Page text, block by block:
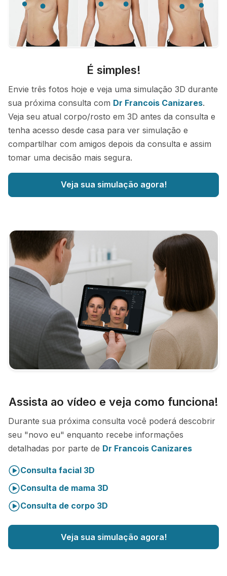
É simples!
Envie três fotos hoje e veja uma simulação 3D durante
sua próxima consulta com Dr Francois Canizares.
Veja seu atual corpo/rosto em 3D antes da consulta e
tenha acesso desde casa para ver simulação e
compartilhar com amigos depois da consulta e assim
tomar uma decisão mais segura.
Veja sua simulação agora!
Assista ao vídeo e veja como funciona!
Durante sua próxima consulta você poderá descobrir
seu "novo eu" enquanto recebe informações
detalhadas por parte de Dr Francois Canizares
Consulta facial 3D
Consulta de mama 3D
Consulta de corpo 3D
Veja sua simulação agora!